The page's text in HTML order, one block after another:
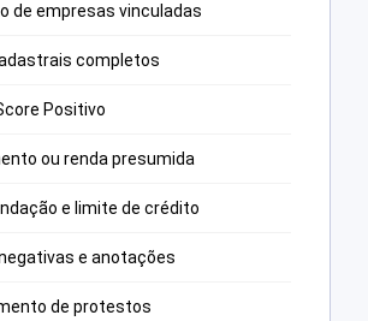
de empresas vinculadas
completos
Positivo
ou renda presumida
e limite de crédito
e anotações
de protestos